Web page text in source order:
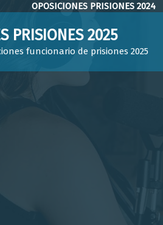
OPOSICIONES PRISIONES 2024
PRISIONES 2025
funcionario de prisiones 2025